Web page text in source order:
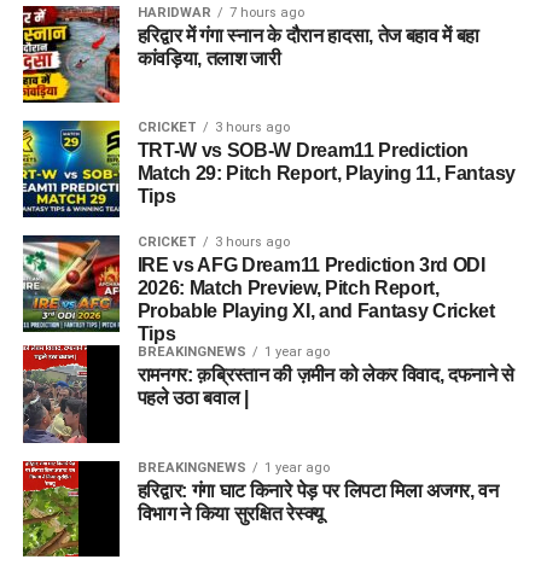
HARIDWAR 7 hours ago
हरिद्वार में गंगा स्नान के दौरान हादसा, तेज बहाव में बहा
कांवड़िया, तलाश जारी
CRICKET 3 hours ago
TRT-W vs SOB-W Dream11 Prediction
Match 29: Pitch Report, Playing 11, Fantasy
Tips
CRICKET 3 hours ago
IRE vs AFG Dream11 Prediction 3rd ODI
2026: Match Preview, Pitch Report,
Probable Playing XI, and Fantasy Cricket
Tips
BREAKINGNEWS 1 year ago
रामनगर: क़ब्रिस्तान की ज़मीन को लेकर विवाद, दफनाने से
पहले उठा बवाल |
BREAKINGNEWS 1 year ago
हरिद्वार: गंगा घाट किनारे पेड़ पर लिपटा मिला अजगर, वन
विभाग ने किया सुरक्षित रेस्क्यू